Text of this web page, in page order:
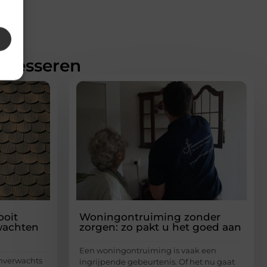
Woningontruiming zonder
zorgen: zo pakt u het goed aan
Een woningontruiming is vaak een
ingrijpende gebeurtenis. Of het nu gaat